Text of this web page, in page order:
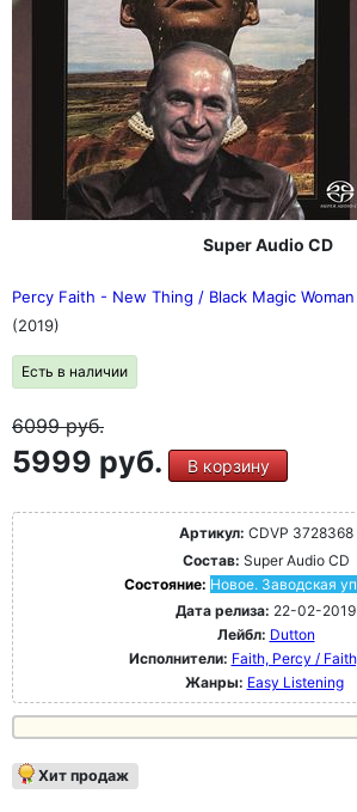
Super Audio CD
Percy Faith - New Thing / Black Magic
(2019)
Есть в наличии
6099руб.
5999 руб. В корзину
Артикул: CDVP 3728368
Состав: Super Audio CD
Состояние: Новое. Заводская
Дата релиза: 22-02-2019
Лейбл: Dutton
Исполнители: Faith, Percy /
Жанры: Easy Listening
Хит продаж